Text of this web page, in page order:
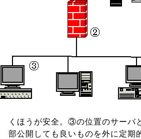
くほうが安全。③の位置のサーバ
部公開しても良いものを外に定期